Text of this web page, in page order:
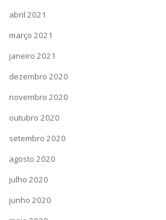
abril 2021
março 2021
janeiro 2021
dezembro 2020
novembro 2020
outubro 2020
setembro 2020
agosto 2020
julho 2020
junho 2020